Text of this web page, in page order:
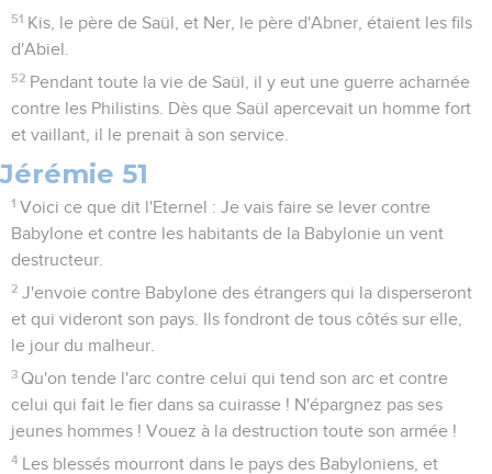
51 Kis, le père de Saül, et Ner, le père d'Abner, étaient les fils
d'Abiel.
52 Pendant toute la vie de Saül, il y eut une guerre acharnée
contre les Philistins. Dès que Saül apercevait un homme fort
et vaillant, il le prenait à son service.
Jérémie 51
1 Voici ce que dit l'Eternel : Je vais faire se lever contre
Babylone et contre les habitants de la Babylonie un vent
destructeur.
2 J'envoie contre Babylone des étrangers qui la disperseront
et qui videront son pays. Ils fondront de tous côtés sur elle,
le jour du malheur.
3 Qu'on tende l'arc contre celui qui tend son arc et contre
celui qui fait le fier dans sa cuirasse ! N'épargnez pas ses
jeunes hommes ! Vouez à la destruction toute son armée !
4 Les blessés mourront dans le pays des Babyloniens, et